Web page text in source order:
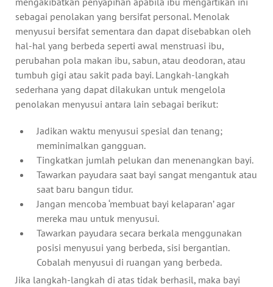
sebagai penolakan yang bersifat personal. Menolak
menyusui bersifat sementara dan dapat disebabkan oleh
hal-hal yang berbeda seperti awal menstruasi ibu,
perubahan pola makan ibu, sabun, atau deodoran, atau
tumbuh gigi atau sakit pada bayi. Langkah-langkah
sederhana yang dapat dilakukan untuk mengelola
penolakan menyusui antara lain sebagai berikut:
Jadikan waktu menyusui spesial dan tenang;
meminimalkan gangguan.
Tingkatkan jumlah pelukan dan menenangkan bayi.
Tawarkan payudara saat bayi sangat mengantuk atau
saat baru bangun tidur.
Jangan mencoba ‘membuat bayi kelaparan’ agar
mereka mau untuk menyusui.
Tawarkan payudara secara berkala menggunakan
posisi menyusui yang berbeda, sisi bergantian.
Cobalah menyusui di ruangan yang berbeda.
Jika langkah-langkah di atas tidak berhasil, maka bayi